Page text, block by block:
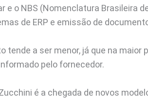
e o NBS (Nomenclatura Brasileira
de ERP e emissão de
tende a ser menor, já que na maior
pelo fornecedor.
é a chegada de novos